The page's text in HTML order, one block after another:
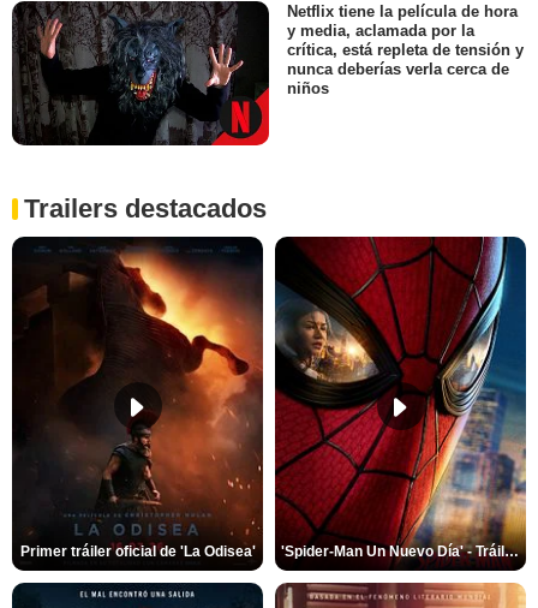
Netflix tiene la película de hora
y media, aclamada por la
crítica, está repleta de tensión y
nunca deberías verla cerca de
niños
Trailers destacados
Primer tráiler oficial de 'La Odisea' 'Spider-Man Un Nuevo Día' - Tráiler oficial subtitulado